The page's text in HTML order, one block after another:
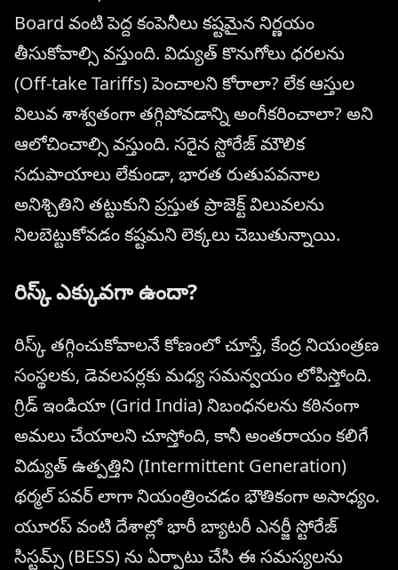
Board వంటి పెద్ద కంపెనీలు కష్టమైన నిర్ణయం
తీసుకోవాల్సి వస్తుంది. విద్యుత్ కొనుగోలు ధరలను
(Off-take Tariffs) పెంచాలని కోరాలా? లేక ఆస్తుల
విలువ శాశ్వతంగా తగ్గిపోవడాన్ని అంగీకరించాలా? అని
ఆలోచించాల్సి వస్తుంది. సరైన స్టోరేజ్ మౌలిక
సదుపాయాలు లేకుండా, భారత రుతుపవనాల
అనిశ్చితిని తట్టుకుని ప్రస్తుత ప్రాజెక్ట్ విలువలను
నిలబెట్టుకోవడం కష్టమని లెక్కలు చెబుతున్నాయి.
రిస్క్ ఎక్కువగా ఉందా?
రిస్క్ తగ్గించుకోవాలనే కోణంలో చూస్తే, కేంద్ర నియంత్రణ
సంస్థలకు, డెవలపర్లకు మధ్య సమన్వయం లోపిస్తోంది.
గ్రిడ్ ఇండియా (Grid India) నిబంధనలను కఠినంగా
అమలు చేయాలని చూస్తోంది, కానీ అంతరాయం కలిగే
విద్యుత్ ఉత్పత్తిని (Intermittent Generation)
థర్మల్ పవర్ లాగా నియంత్రించడం భౌతికంగా అసాధ్యం.
యూరప్ వంటి దేశాల్లో భారీ బ్యాటరీ ఎనర్జీ స్టోరేజ్
సిస్టమ్స్ (BESS) ను ఏర్పాటు చేసి ఈ సమస్యలను